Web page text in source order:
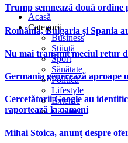
Trump semnează două
România, Bulgaria și Spania
Nu mai transmit meciul retur
Germania generează
Cercetătorii Google au
raportează la oameni
Mihai Stoica, anunț despre
Acasă
Categorii
Business
Știință
Sport
Sănătate
Politică
Lifestyle
Externe
Călătorii